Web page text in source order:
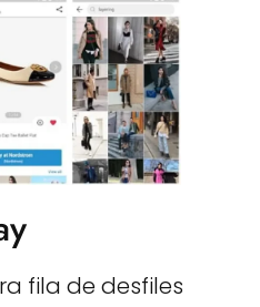
fila de desfiles